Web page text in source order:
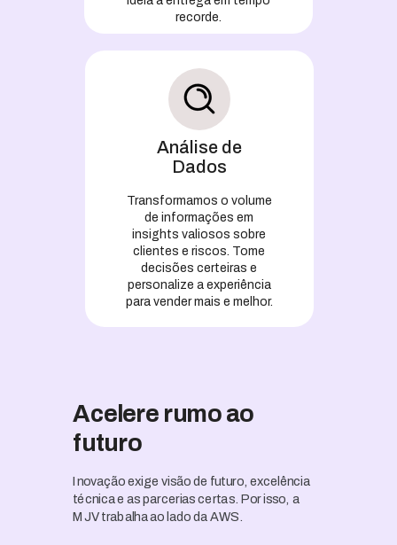
Acelere rumo ao
futuro
Inovação exige visão de futuro, excelência
técnica e as parcerias certas. Por isso, a
MJV trabalha ao lado da AWS.
recorde.
Análise de
Dados
Transformamos o volume
de informações em
insights valiosos sobre
clientes e riscos. Tome
decisões certeiras e
personalize a experiência
para vender mais e melhor.